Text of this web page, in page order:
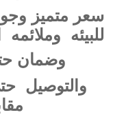
سعر متميز
للبيئه وملائمه
وضمان
والتوصيل